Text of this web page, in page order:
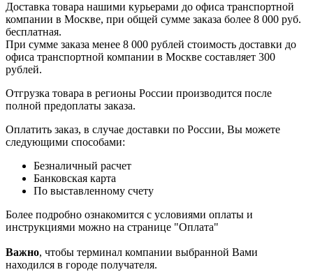
Доставка товара нашими курьерами до офиса транспортной
компании в Москве, при общей сумме заказа более 8 000 руб.
бесплатная.
При сумме заказа менее 8 000 рублей стоимость доставки до
офиса транспортной компании в Москве составляет 300
рублей.
Отгрузка товара в регионы России производится после
полной предоплаты заказа.
Оплатить заказ, в случае доставки по России, Вы можете
следующими способами:
Безналичный расчет
Банковская карта
По выставленному счету
Более подробно ознакомится с условиями оплаты и
инструкциями можно на странице "Оплата"
Важно, чтобы терминал компании выбранной Вами
находился в городе получателя.